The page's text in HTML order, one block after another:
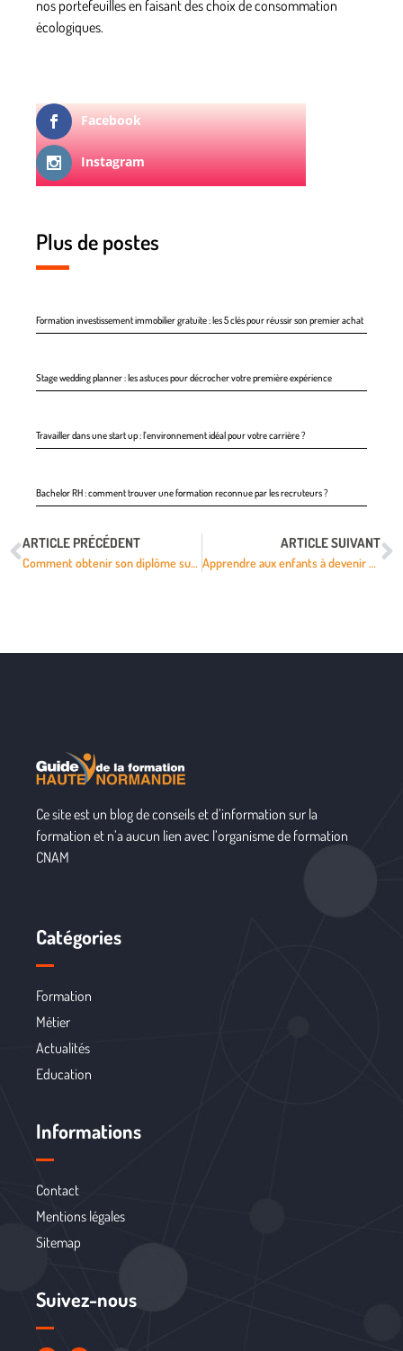
nos portefeuilles en faisant des choix de consommation
écologiques.
Facebook
Instagram
Plus de postes
Formation investissement immobilier gratuite : les 5 clés pour réussir son premier achat
Stage wedding planner : les astuces pour décrocher votre première expérience
Travailler dans une start up : l’environnement idéal pour votre carrière ?
Bachelor RH : comment trouver une formation reconnue par les recruteurs ?
ARTICLE PRÉCÉDENT
Comment obtenir son diplôme supérieur de comptabilité et de gestion ?
ARTICLE SUIVANT
Apprendre aux enfants à devenir écolos avec 5 conseils
Ce site est un blog de conseils et d’information sur la
formation et n’a aucun lien avec l’organisme de formation
CNAM
Catégories
Formation
Métier
Actualités
Education
Informations
Contact
Mentions légales
Sitemap
Suivez-nous